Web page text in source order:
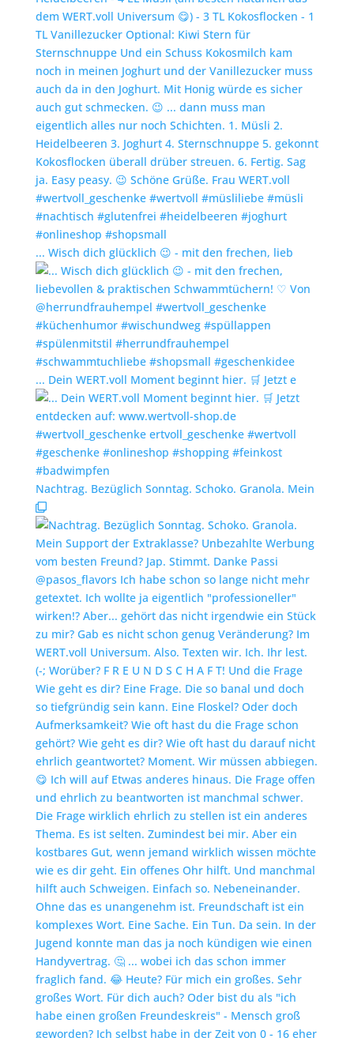
... Wisch dich glücklich 😉 - mit den frechen, lieb
... Dein WERT.voll Moment beginnt hier. 🛒 Jetzt e
Nachtrag. Bezüglich Sonntag. Schoko. Granola. Mein